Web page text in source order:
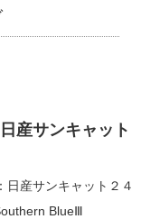
USED BOAT
産サンキャット
日産サンキャット２４
BlueⅢ